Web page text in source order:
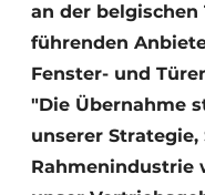
an der belgischen
führenden
Fenster- und
"Die Übernahme
unserer
Rahmenindustrie